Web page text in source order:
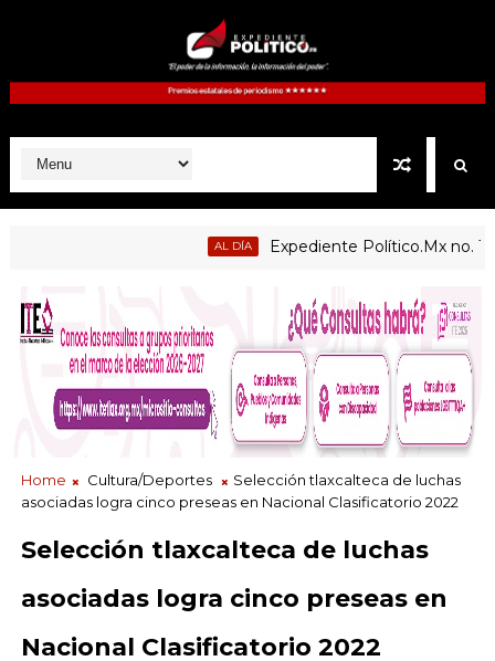
AL DÍA Expediente Político.Mx no. 1125
Home Cultura/Deportes
Selección tlaxcalteca de luchas
asociadas logra cinco preseas en Nacional Clasificatorio 2022
Selección tlaxcalteca de luchas
asociadas logra cinco preseas en
Nacional Clasificatorio 2022